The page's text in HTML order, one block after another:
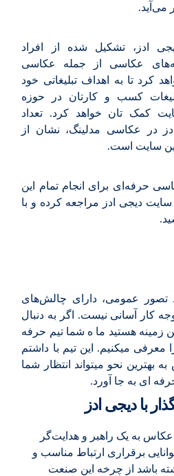
می‌آید.
ادز، تشکیل شده از افراد
عکاسی از جمله عکاسی
کرد تا به اهداف تبلیغاتی خود
کسب و کارتان در حوزه
کمک تان خواهد کرد. تعداد
در عکاسی مدلینگ، نشان از
سایت است.
حرفه‌ای برای انجام تمام این
سایت دیجی ادز مراجعه کرده و با
تصور عمومی، دارای چالش‌های
کار آسانی نیست. اگر به دنبال
هستید ما ه شما تیم حرفه
میکنیم. این تیم با داشتم
بهترین نحو میتواند انتظار شما
ای به جا آورد.
با دیجی ادز
به یک راهبر و هدایت‌گر
برقراری ارتباط مناسب و
باشد از چرخه این صنعت